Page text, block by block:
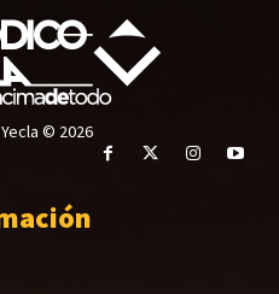
© 2026